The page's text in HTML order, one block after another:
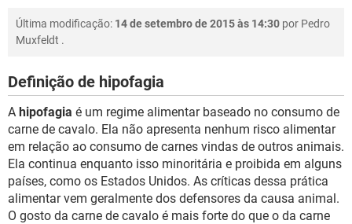
FAMÍLIA
SEXUALIDADE
GLOSSÁRIO
Última modificação: 14 de setembro de 2015 às 14:30 por Pedro
Muxfeldt .
Definição de hipofagia
A hipofagia é um regime alimentar baseado no consumo de
carne de cavalo. Ela não apresenta nenhum risco alimentar
em relação ao consumo de carnes vindas de outros animais.
Ela continua enquanto isso minoritária e proibida em alguns
países, como os Estados Unidos. As críticas dessa prática
alimentar vem geralmente dos defensores da causa animal.
O gosto da carne de cavalo é mais forte do que o da carne